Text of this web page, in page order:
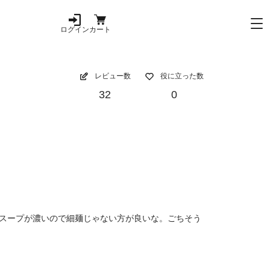
ログインカート
レビュー数
32
役に立った数
0
プが濃いので細麺じゃない方が良いな。ごちそう